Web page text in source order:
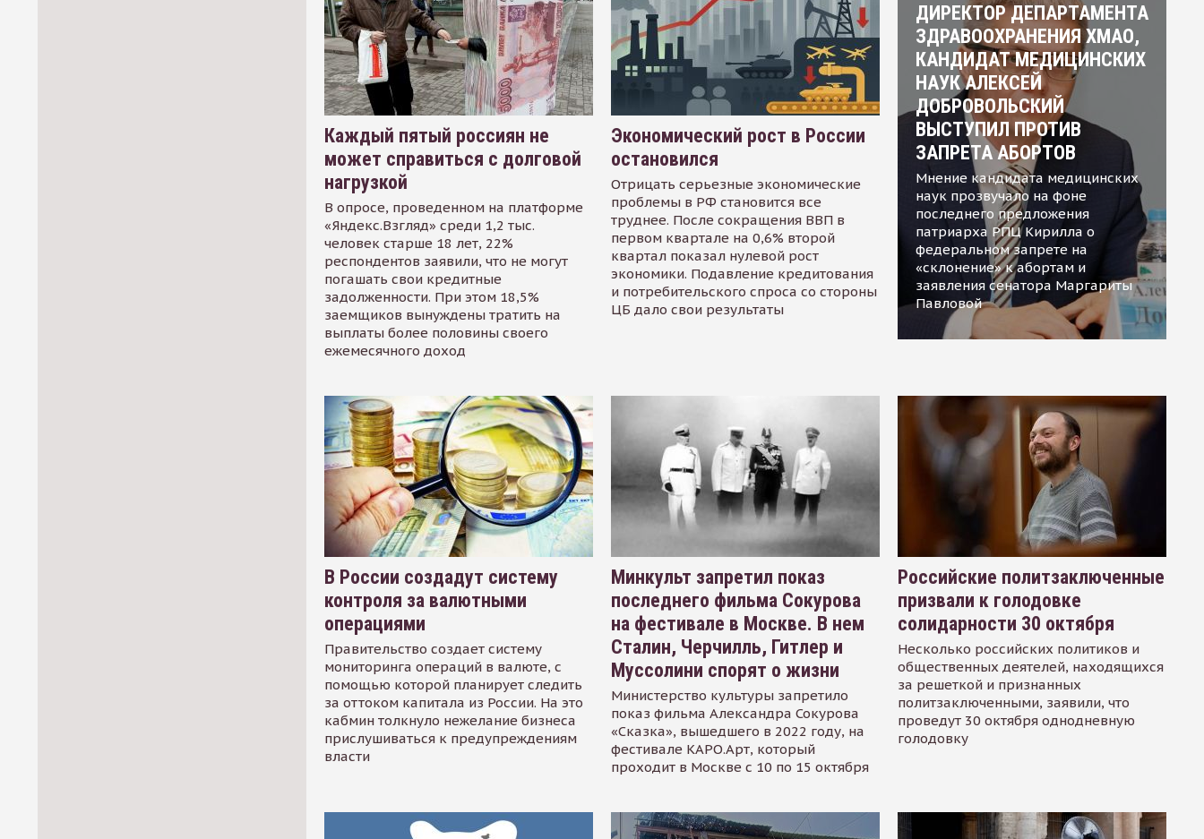
Каждый пятый россиян не
может справиться с долговой
нагрузкой
В опросе, проведенном на платформе
«Яндекс.Взгляд» среди 1,2 тыс.
человек старше 18 лет, 22%
респондентов заявили, что не могут
погашать свои кредитные
задолженности. При этом 18,5%
заемщиков вынуждены тратить на
выплаты более половины своего
ежемесячного доход
Экономический рост в России
остановился
Отрицать серьезные экономические
проблемы в РФ становится все
труднее. После сокращения ВВП в
первом квартале на 0,6% второй
квартал показал нулевой рост
экономики. Подавление кредитования
и потребительского спроса со стороны
ЦБ дало свои результаты
ДИРЕКТОР ДЕПАРТАМЕНТА
ЗДРАВООХРАНЕНИЯ ХМАО,
КАНДИДАТ МЕДИЦИНСКИХ
НАУК АЛЕКСЕЙ
ДОБРОВОЛЬСКИЙ
ВЫСТУПИЛ ПРОТИВ
ЗАПРЕТА АБОРТОВ
Мнение кандидата медицинских
наук прозвучало на фоне
последнего предложения
патриарха РПЦ Кирилла о
федеральном запрете на
«склонение» к абортам и
заявления сенатора Маргариты
Павловой
В России создадут систему
контроля за валютными
операциями
Правительство создает систему
мониторинга операций в валюте, с
помощью которой планирует следить
за оттоком капитала из России. На это
кабмин толкнуло нежелание бизнеса
прислушиваться к предупреждениям
власти
Минкульт запретил показ
последнего фильма Сокурова
на фестивале в Москве. В нем
Сталин, Черчилль, Гитлер и
Муссолини спорят о жизни
Министерство культуры запретило
показ фильма Александра Сокурова
«Сказка», вышедшего в 2022 году, на
фестивале КАРО.Арт, который
проходит в Москве с 10 по 15 октября
Российские политзаключенные
призвали к голодовке
солидарности 30 октября
Несколько российских политиков и
общественных деятелей, находящихся
за решеткой и признанных
политзаключенными, заявили, что
проведут 30 октября однодневную
голодовку